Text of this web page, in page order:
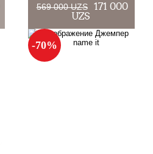
569 000 UZS
171 000
UZS
-70%